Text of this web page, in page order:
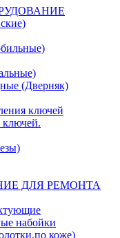
(Дверняк)
ключей
ДЛЯ РЕМОНТА
набойки
коже)